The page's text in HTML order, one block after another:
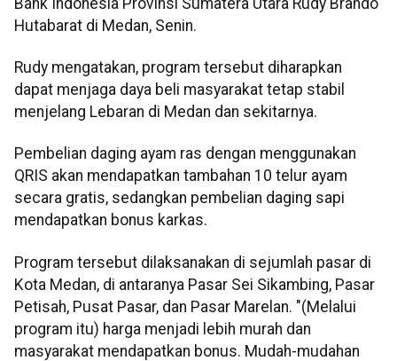
Hutabarat di Medan, Senin.
Rudy mengatakan, program tersebut diharapkan
dapat menjaga daya beli masyarakat tetap stabil
menjelang Lebaran di Medan dan sekitarnya.
Pembelian daging ayam ras dengan menggunakan
QRIS akan mendapatkan tambahan 10 telur ayam
secara gratis, sedangkan pembelian daging sapi
mendapatkan bonus karkas.
Program tersebut dilaksanakan di sejumlah pasar di
Kota Medan, di antaranya Pasar Sei Sikambing, Pasar
Petisah, Pusat Pasar, dan Pasar Marelan. "(Melalui
program itu) harga menjadi lebih murah dan
masyarakat mendapatkan bonus. Mudah-mudahan